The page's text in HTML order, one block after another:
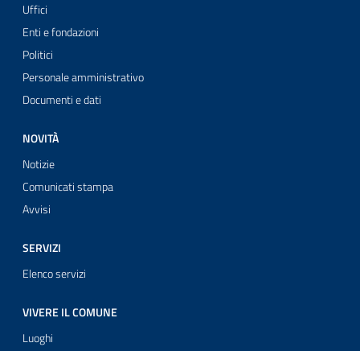
Uffici
Enti e fondazioni
Politici
Personale amministrativo
Documenti e dati
NOVITÀ
Notizie
Comunicati stampa
Avvisi
SERVIZI
Elenco servizi
VIVERE IL COMUNE
Luoghi